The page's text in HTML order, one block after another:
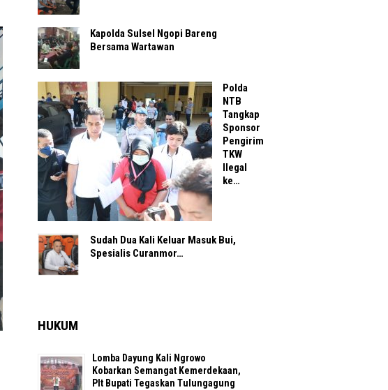
Kapolda Sulsel Ngopi Bareng
Bersama Wartawan
Polda
NTB
Tangkap
Sponsor
Pengirim
TKW
Ilegal
ke…
Sudah Dua Kali Keluar Masuk Bui,
Spesialis Curanmor…
HUKUM
Lomba Dayung Kali Ngrowo
Kobarkan Semangat Kemerdekaan,
Plt Bupati Tegaskan Tulungagung